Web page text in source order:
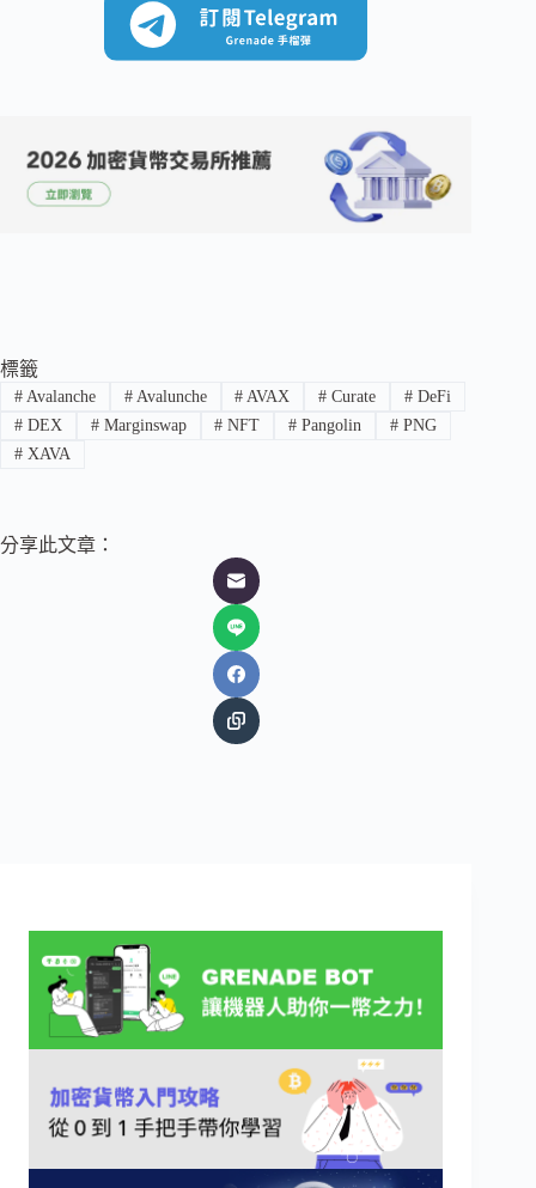
標籤
#Avalanche #Avalunche # AVAX # Curate # DeFi
#DEX #Marginswap # NFT # Pangolin # PNG
#XAVA
分享此文章：